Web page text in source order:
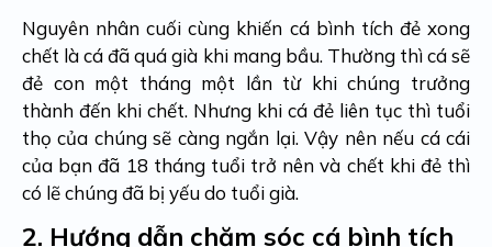
Nguyên nhân cuối cùng khiến cá bình tích đẻ xong
chết là cá đã quá già khi mang bầu. Thường thì cá sẽ
đẻ con một tháng một lần từ khi chúng trưởng
thành đến khi chết. Nhưng khi cá đẻ liên tục thì tuổi
thọ của chúng sẽ càng ngắn lại. Vậy nên nếu cá cái
của bạn đã 18 tháng tuổi trở nên và chết khi đẻ thì
có lẽ chúng đã bị yếu do tuổi già.
2. Hướng dẫn chăm sóc cá bình tích